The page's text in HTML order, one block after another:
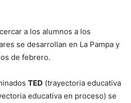
a los alumnos a los
se desarrollan en La Pampa y
de febrero.
TED (trayectoria educativa
educativa en proceso) se